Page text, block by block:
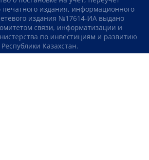
печатного издания, информационного
издания №17614-ИА выдано
связи, информатизации и
по инвестициям и развитию
Республики Казахстан.